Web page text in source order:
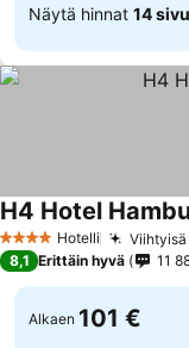
Näytä hinnat 14
4 Tähtiluokitus
Hotelli
H4 Hotel
8,1 Erittäin hyvä 11
Alkaen 101 €